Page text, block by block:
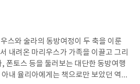
정이 되고 만다. 이전에 유구르타가 지하
없는 동굴로 뛰어내렸다고만 했던 것 처
은 받지 못한 이들이지만 작가의 사랑은
에 대해 독자가 상상할 여지를 남겨놓고
. 성당 앞에는 단테의 조각상이 있었고,
로, 단테, 마키아벨리, 로시니, 갈릴레오
인들과 대화하는 기분이 들어 가슴이 먹
람들처럼 언덕에서 복제 다비드 청동상
을 내려다 보는 걸로 그쳤을텐데 덕분에
까지 올라갈 수 있었다. 성당 내부를 청
스와 술라의 동방여정이 두 축을 이룬
내려온 마리우스가 가족을 이끌고 그리
폰토스 등을 둘러보는 대단한 동방여행
내 율리아에게는 책으로만 보았던 역사